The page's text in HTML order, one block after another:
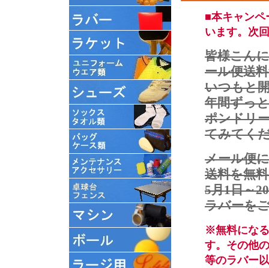
■本キャンペ
います。次
皆様こん
ール便送
いつもと
年間ずっ
ポンドリ
てみてく
メール便
送料を無
5月1日～
ラバーを
※無料にな
す。その他
等のラバー